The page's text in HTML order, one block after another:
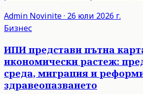
Admin Novinite· 26 юли 2026 г.
Бизнес
ИПИ представи пътна
икономически растеж:
среда, миграция и
здравеопазването